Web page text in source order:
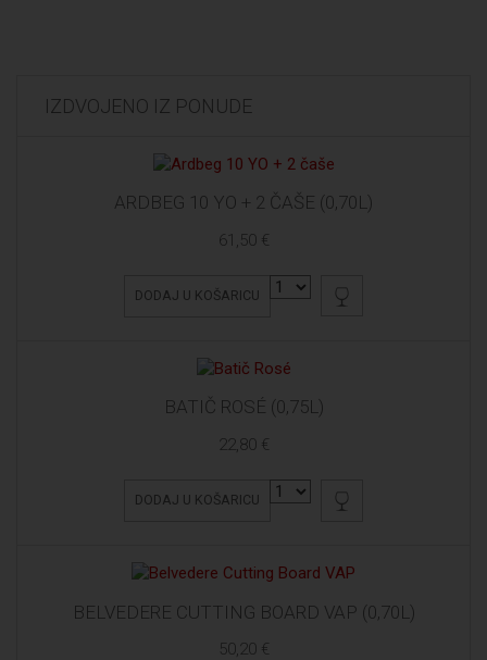
IZDVOJENO IZ PONUDE
ARDBEG 10 YO + 2 ČAŠE (0,70L)
61,50 €
DODAJ U KOŠARICU
BATIČ ROSÉ (0,75L)
22,80 €
DODAJ U KOŠARICU
BELVEDERE CUTTING BOARD VAP (0,70L)
50,20 €